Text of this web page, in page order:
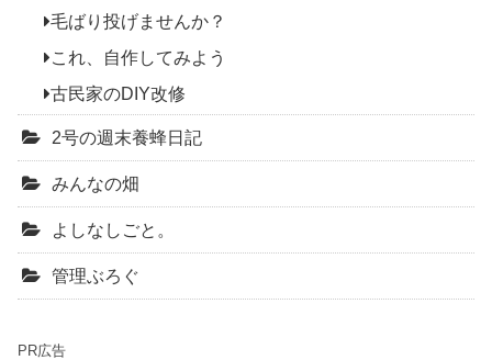
毛ばり投げませんか？
これ、自作してみよう
古民家のDIY改修
2号の週末養蜂日記
みんなの畑
よしなしごと。
管理ぶろぐ
PR広告